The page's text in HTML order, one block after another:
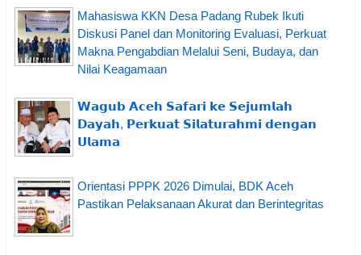
Mahasiswa KKN Desa Padang Rubek Ikuti
Diskusi Panel dan Monitoring Evaluasi, Perkuat
Makna Pengabdian Melalui Seni, Budaya, dan
Nilai Keagamaan
𝗪𝗮𝗴𝘂𝗯 𝗔𝗰𝗲𝗵 𝗦𝗮𝗳𝗮𝗿𝗶 𝗸𝗲 𝗦𝗲𝗷𝘂𝗺𝗹𝗮𝗵
𝗗𝗮𝘆𝗮𝗵, 𝗣𝗲𝗿𝗸𝘂𝗮𝘁 𝗦𝗶𝗹𝗮𝘁𝘂𝗿𝗮𝗵𝗺𝗶 𝗱𝗲𝗻𝗴𝗮𝗻
𝗨𝗹𝗮𝗺𝗮
Orientasi PPPK 2026 Dimulai, BDK Aceh
Pastikan Pelaksanaan Akurat dan Berintegritas